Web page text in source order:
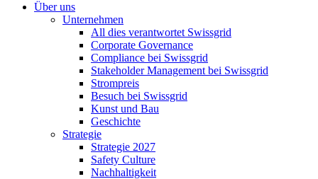
Über uns
Unternehmen
All dies verantwortet Swissgrid
Corporate Governance
Compliance bei Swissgrid
Stakeholder Management bei Swissgrid
Strompreis
Besuch bei Swissgrid
Kunst und Bau
Geschichte
Strategie
Strategie 2027
Safety Culture
Nachhaltigkeit